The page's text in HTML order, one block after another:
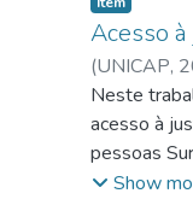
Acesso
(UNICAP,
Neste
acesso à
pessoas
dificuldades
Show